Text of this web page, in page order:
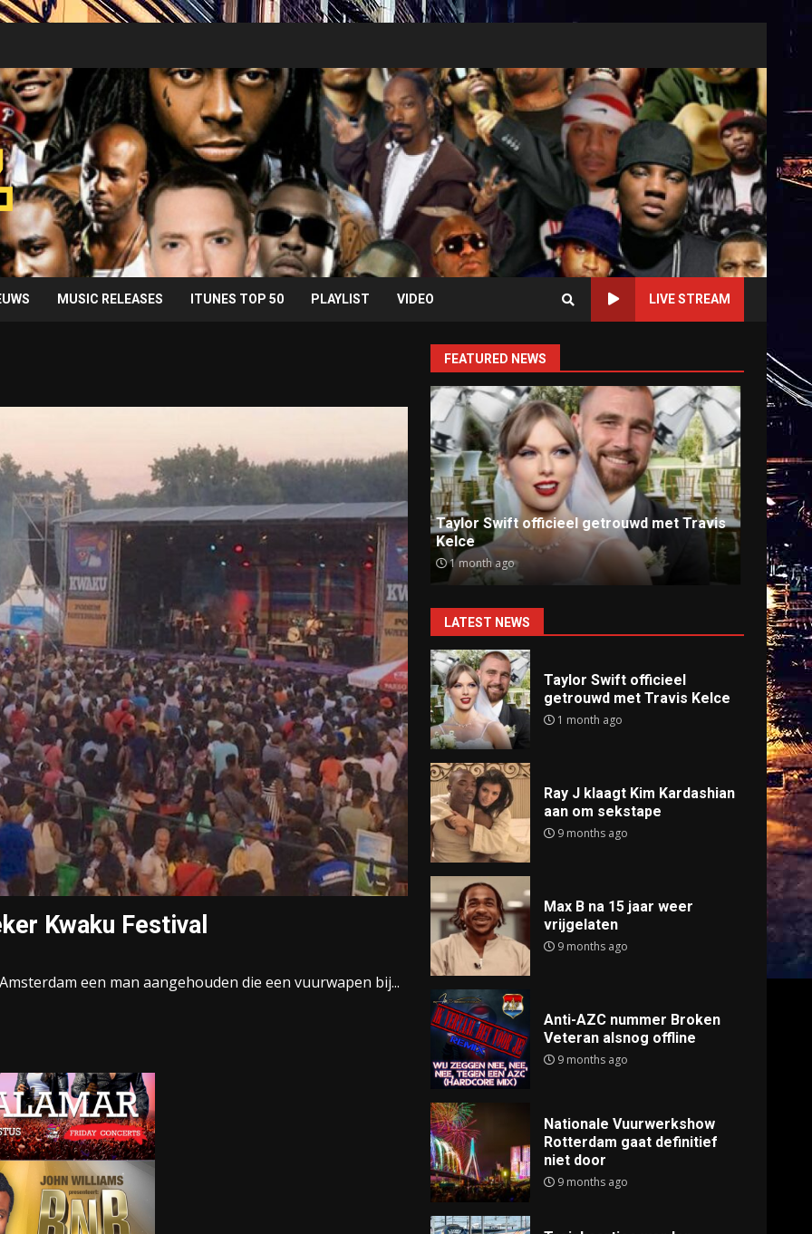
MUSIC RELEASES ITUNES TOP 50 PLAYLIST VIDEO LIVE STREAM
Kwaku Festival
een man aangehouden die een vuurwapen bij...
FEATURED NEWS
Taylor Swift officieel getrouwd met Travis
Kelce
Ray J klaagt Kim Kardashian aan om
sekstape
9 months ago
Anti-
9
LATEST NEWS
Taylor Swift officieel
getrouwd met Travis Kelce
1 month ago
Ray J klaagt Kim Kardashian
aan om sekstape
9 months ago
Max B na 15 jaar weer
vrijgelaten
9 months ago
Anti-AZC nummer Broken
Veteran alsnog offline
9 months ago
Nationale Vuurwerkshow
Rotterdam gaat definitief
niet door
9 months ago